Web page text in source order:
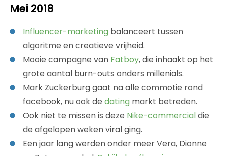
Mei 2018
Influencer-marketing balanceert tussen
algoritme en creatieve vrijheid.
Mooie campagne van Fatboy, die inhaakt op het
grote aantal burn-outs onders millenials.
Mark Zuckerburg gaat na alle commotie rond
facebook, nu ook de dating markt betreden.
Ook niet te missen is deze Nike-commercialdie
de afgelopen weken viral ging.
Een jaar lang werden onder meer Vera, Dionne